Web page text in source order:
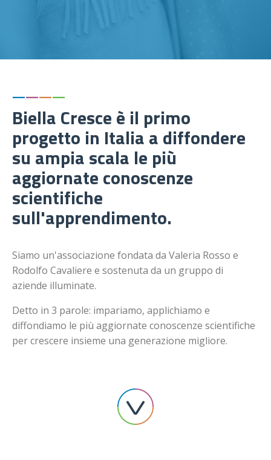
————
Biella Cresce è il primo
progetto in Italia a diffondere
su ampia scala le più
aggiornate conoscenze
scientifiche
sull'apprendimento.
Siamo un'associazione fondata da Valeria Rosso e
Rodolfo Cavaliere e sostenuta da un gruppo di
aziende illuminate.
Detto in 3 parole: impariamo, applichiamo e
diffondiamo le più aggiornate conoscenze scientifiche
per crescere insieme una generazione migliore.